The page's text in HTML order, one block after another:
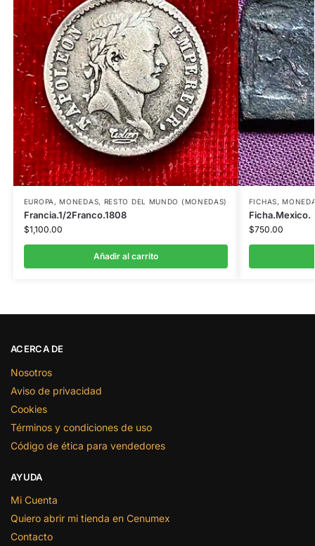
EUROPA ,MONEDAS, RESTO DEL MUNDO (MONEDAS)
Francia.1/2Franco.1808
$1,100.00
Añadir al carrito
FICHAS,
Ficha.Mexico.
$750.00
ACERCA DE
Nosotros
Aviso de privacidad
Cookies
Términos y condiciones de uso
Código de ética para vendedores
AYUDA
Mi Cuenta
Quiero abrir mi tienda en Cenumex
Contacto